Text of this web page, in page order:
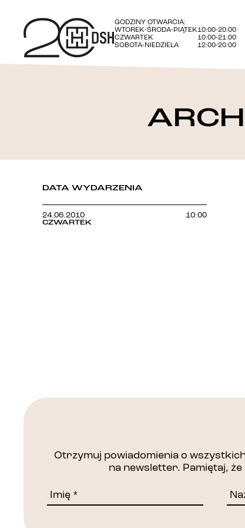
GODZINY OTWARCIA:
WTOREK-ŚRODA-PIĄTEK10:00-20:00
CZWARTEK
10:00-21:00
SOBOTA-NIEDZIELA
12:00-20:00
DATA WYDARZENIA
24.06.2010
CZWARTEK
10:00
Otrzymuj powiadomienia o
na newsletter. Pamiętaj,